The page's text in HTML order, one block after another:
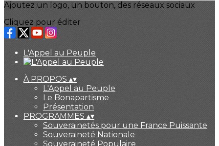
Ajoutez un logo, un bouton, des réseaux sociaux
Cliquez pour éditer
L'Appel au Peuple
À PROPOS ▴▾
L'Appel au Peuple
Le Bonapartisme
Présentation
PROGRAMMES ▴▾
Souverainetés pour une France Puissante
Souveraineté Nationale
Souveraineté Populaire